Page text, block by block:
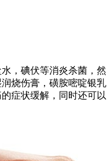
，碘伏等消炎杀菌，然
烧伤膏，磺胺嘧啶银乳
症状缓解，同时还可以